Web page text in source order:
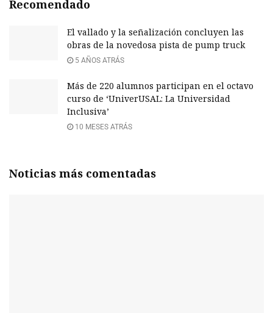
Recomendado
El vallado y la señalización concluyen las
obras de la novedosa pista de pump truck
5 AÑOS ATRÁS
Más de 220 alumnos participan en el octavo
curso de ‘UniverUSAL: La Universidad
Inclusiva’
10 MESES ATRÁS
Noticias más comentadas